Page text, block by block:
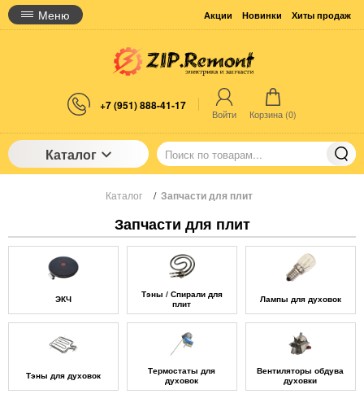
Меню Акции Новинки Хиты продаж
+7 (951) 888-41-17
Войти Корзина (0)
Каталог
Каталог / Запчасти для плит
Запчасти для плит
ЭКЧ
Тэны / Спирали для
плит
Лампы для духовок
Тэны для духовок
Термостаты для
духовок
Вентиляторы обдува
духовки